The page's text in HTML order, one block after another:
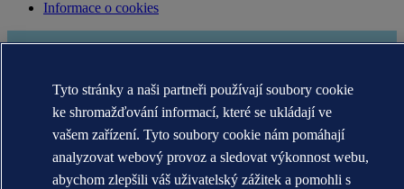
Informace o cookies
Tyto stránky a naši partneři používají soubory cookie
ke shromažďování informací, které se ukládají ve
vašem zařízení. Tyto soubory cookie nám pomáhají
analyzovat webový provoz a sledovat výkonnost webu,
abychom zlepšili váš uživatelský zážitek a pomohli s